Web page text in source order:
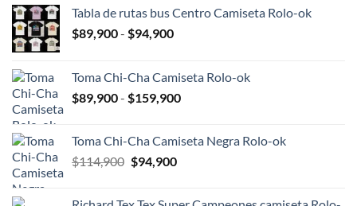
Tabla de rutas bus Centro Camiseta Rolo-ok
$89,900- $94,900Rango
desde
$89,900
Toma Chi-Cha Camiseta Rolo-ok
$89,900- $159,900Rango
desde
Toma Chi-Cha Camiseta Negra Rolo-ok
$114,900 El
$94,900El